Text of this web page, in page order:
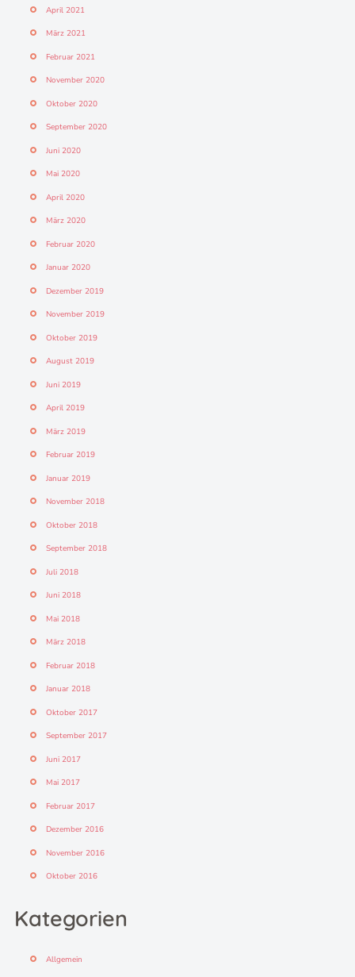
April 2021
März 2021
Februar 2021
November 2020
Oktober 2020
September 2020
Juni 2020
Mai 2020
April 2020
März 2020
Februar 2020
Januar 2020
Dezember 2019
November 2019
Oktober 2019
August 2019
Juni 2019
April 2019
März 2019
Februar 2019
Januar 2019
November 2018
Oktober 2018
September 2018
Juli 2018
Juni 2018
Mai 2018
März 2018
Februar 2018
Januar 2018
Oktober 2017
September 2017
Juni 2017
Mai 2017
Februar 2017
Dezember 2016
November 2016
Oktober 2016
Kategorien
Allgemein